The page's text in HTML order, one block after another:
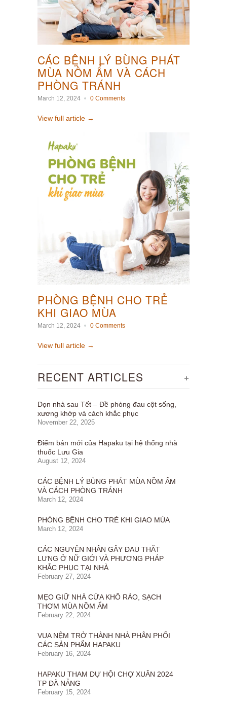
CÁC BỆNH LÝ BÙNG PHÁT
MÙA NỒM ẨM VÀ CÁCH
PHÒNG TRÁNH
March 12, 2024 0 Comments
View full article →
PHÒNG BỆNH CHO TRẺ
KHI GIAO MÙA
March 12, 2024 0 Comments
View full article →
+
RECENT ARTICLES
Dọn nhà sau Tết – Đề phòng đau cột sống,
xương khớp và cách khắc phục
November 22, 2025
Điểm bán mới của Hapaku tại hệ thống nhà
thuốc Lưu Gia
August 12, 2024
CÁC BỆNH LÝ BÙNG PHÁT MÙA NỒM ẨM
VÀ CÁCH PHÒNG TRÁNH
March 12, 2024
PHÒNG BỆNH CHO TRẺ KHI GIAO MÙA
March 12, 2024
CÁC NGUYÊN NHÂN GÂY ĐAU THẮT
LƯNG Ở NỮ GIỚI VÀ PHƯƠNG PHÁP
KHẮC PHỤC TẠI NHÀ
February 27, 2024
MẸO GIỮ NHÀ CỬA KHÔ RÁO, SẠCH
THƠM MÙA NỒM ẨM
February 22, 2024
VUA NỆM TRỞ THÀNH NHÀ PHÂN PHỐI
CÁC SẢN PHẨM HAPAKU
February 16, 2024
HAPAKU THAM DỰ HỘI CHỢ XUÂN 2024
TP ĐÀ NẴNG
February 15, 2024